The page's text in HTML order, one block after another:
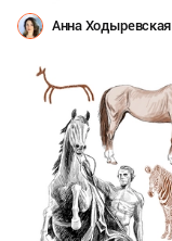
Анна Ходыревская